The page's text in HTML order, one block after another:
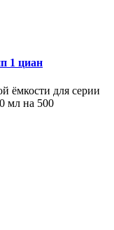
1 циан
ёмкости для серии
мл на 500